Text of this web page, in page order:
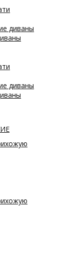
диваны
диваны